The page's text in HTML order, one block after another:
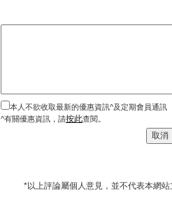
本人不欲收取最新的優惠資訊^及定期會員通訊
^有關優惠資訊，請按此查閱。
*以上評論屬個人意見，並不代表本網